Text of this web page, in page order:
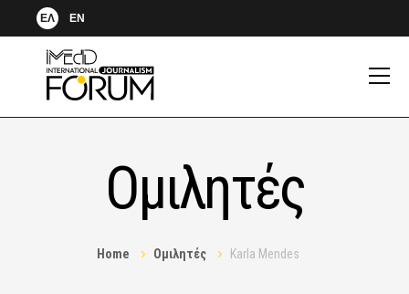
ΕΛ EN
Ομιλητές
Home Ομιλητές Karla Mendes